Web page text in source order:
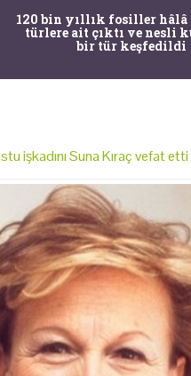
120 bin yıllık fosiller hâlâ
türlere ait çıktı ve nesli
bir tür keşfedildi
işkadını Suna Kıraç vefat etti